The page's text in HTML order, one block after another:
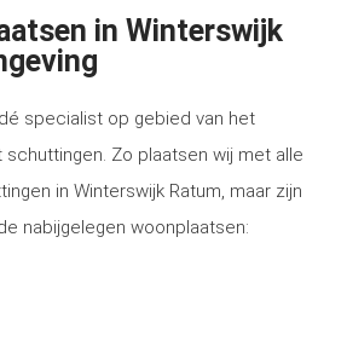
in Winterswijk
specialist op gebied van het
schuttingen. Zo plaatsen wij met alle
in Winterswijk Ratum, maar zijn
nabijgelegen woonplaatsen: